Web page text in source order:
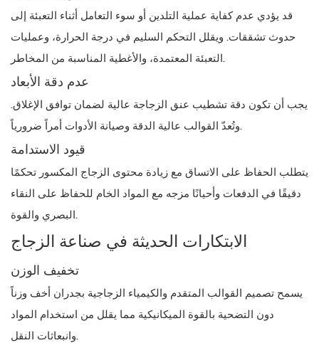
قد يؤدي عدم كفاية عملية التلدين أو سوء التعامل أثناء التعبئة إلى
حدوث تشققات. ويقلل التحكم السليم في درجة الحرارة، وعمليات
التعبئة المعتمدة، والأغطية المناسبة من المخاطر.
عدم دقة الأبعاد
يجب أن تكون دقة تشطيب عنق الزجاجة عالية لضمان توافق الإغلاق.
وتُعدّ القوالب عالية الدقة وصيانة الأدوات أمراً ضرورياً.
قيود الاستدامة
يتطلب الحفاظ على الاتساق مع زيادة محتوى الزجاج المكسور تحكمًا
دقيقًا في الدفعات وأحيانًا مزجه مع المواد الخام للحفاظ على النقاء
البصري والقوة.
الابتكارات الحديثة في صناعة الزجاج
تخفيف الوزن
يسمح تصميم القوالب المتقدم والكيمياء الزجاجية بجدران أخف وزناً
دون التضحية بالقوة الميكانيكية مما يقلل من استخدام المواد
وانبعاثات النقل.